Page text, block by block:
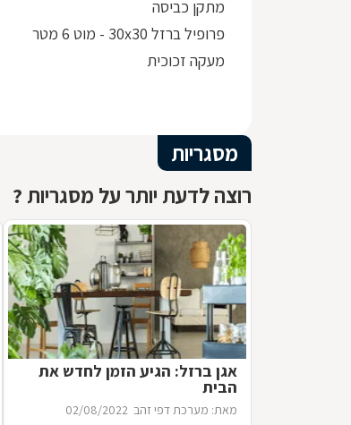
מתקן כביסה
פרופיל ברזל 30x30 - מוט 6 מטר
מעקה זכוכית
מסגריות
רוצה לדעת יותר על מסגריות ?
אגן ברזל: הגיע הזמן לחדש את
הבית
מאת: מערכת דפי זהב 02/08/2022